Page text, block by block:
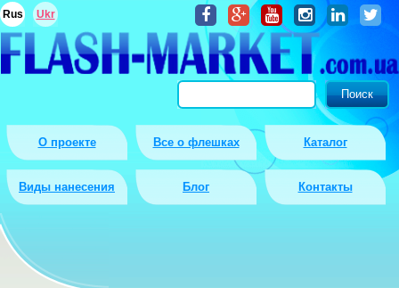
О проекте Все о флешках Каталог
Виды нанесения Блог Контакты
Rus Ukr